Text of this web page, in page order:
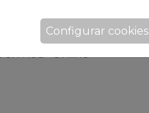
Red · Online
Configurar cookies